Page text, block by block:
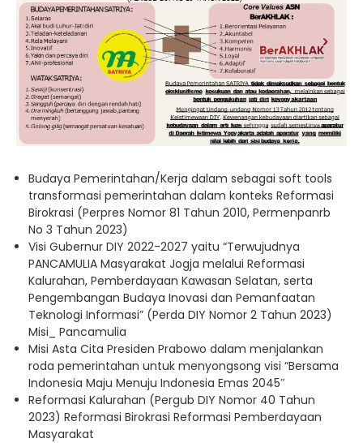
Budaya Pemerintahan/Kerja dalam sebagai soft tools
transformasi pemerintahan dalam konteks Reformasi
Birokrasi (Perpres Nomor 81 Tahun 2010, Permenpanrb
No 3 Tahun 2023)
Visi Gubernur DIY 2022-2027 yaitu “Terwujudnya
PANCAMULIA Masyarakat Jogja melalui Reformasi
Kalurahan, Pemberdayaan Kawasan Selatan, serta
Pengembangan Budaya Inovasi dan Pemanfaatan
Teknologi Informasi” (Perda DIY Nomor 2 Tahun 2023)
Misi_ Pancamulia
Misi Asta Cita Presiden Prabowo dalam menjalankan
roda pemerintahan untuk menyongsong visi “Bersama
Indonesia Maju Menuju Indonesia Emas 2045″
Reformasi Kalurahan (Pergub DIY Nomor 40 Tahun
2023) Reformasi Birokrasi Reformasi Pemberdayaan
Masyarakat